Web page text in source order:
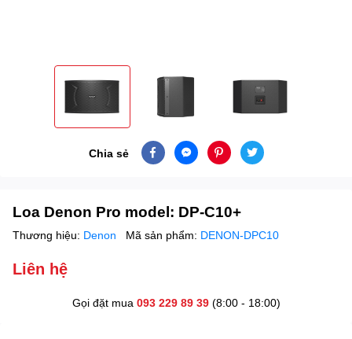
Chia sẻ
Loa Denon Pro model: DP-C10+
Thương hiệu: Denon Mã sản phẩm: DENON-DPC10
Liên hệ
Gọi đặt mua 093 229 89 39(8:00 - 18:00)